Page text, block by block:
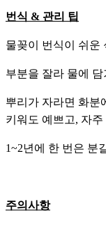
번식 & 관리 팁
물꽂이 번식이 쉬운
부분을 잘라 물에
뿌리가 자라면 화분
키워도 예쁘고, 자
1~2년에 한 번은 분
주의사항